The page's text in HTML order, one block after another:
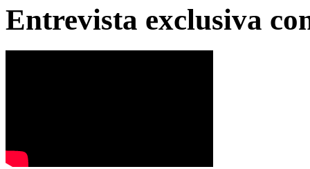
Entrevista exclusiva